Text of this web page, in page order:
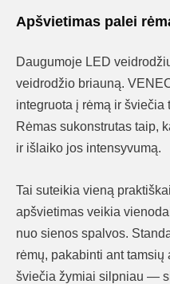
Apšvietimas palei
Daugumoje LED
veidrodžio briauną.
integruota į rėmą ir
Rėmas sukonstrutas taip,
ir išlaiko jos intensyvumą.
Tai suteikia vieną
apšvietimas veikia
nuo sienos spalvos.
rėmų, pakabinti ant
šviečia žymiai silpniau —